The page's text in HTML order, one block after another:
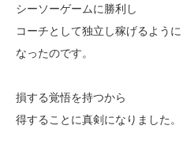
シーソーゲームに勝利し
コーチとして独立し稼げるように
なったのです。
損する覚悟を持つから
得することに真剣になりました。